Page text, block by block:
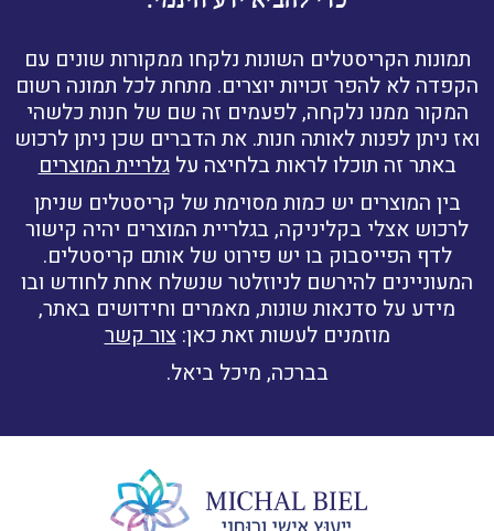
תמונות הקריסטלים השונות נלקחו ממקורות שונים עם
הקפדה לא להפר זכויות יוצרים. מתחת לכל תמונה רשום
המקור ממנו נלקחה, לפעמים זה שם של חנות כלשהי
ואז ניתן לפנות לאותה חנות. את הדברים שכן ניתן לרכוש
באתר זה תוכלו לראות בלחיצה עלגלריית המוצרים
בין המוצרים יש כמות מסוימת של קריסטלים שניתן
לרכוש אצלי בקליניקה, בגלריית המוצרים יהיה קישור
לדף הפייסבוק בו יש פירוט של אותם קריסטלים.
המעוניינים להירשם לניוזלטר שנשלח אחת לחודש ובו
מידע על סדנאות שונות, מאמרים וחידושים באתר,
מוזמנים לעשות זאת כאן:צור קשר
בברכה, מיכל ביאל.